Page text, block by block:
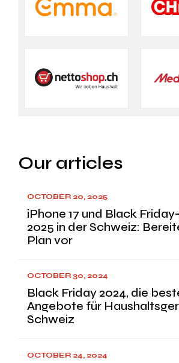
Our articles
OCTOBER 20, 2025
iPhone 17 und Black
2025 in der Schweiz:
Plan vor
OCTOBER 30, 2024
Black Friday 2024, die
Angebote für
Schweiz
OCTOBER 24, 2024